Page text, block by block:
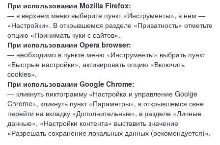
При использовании Mozilla Firefox:
— в верхнем меню выберите пункт «Инструменты», в нем —
«Настройки». В открывшемся разделе «Приватность» отметьте
опцию «Принимать куки с сайтов».
При использовании Opera browser:
— необходимо в пункте меню «Инструменты» выбрать пункт
«Быстрые настройки», активировать опцию «Включить
cookies».
При использовании Google Chrome:
— кликнуть пиктограмму «Настройка и управление Goolge
Chrome», кликнуть пункт «Параметры», в открывшемся окне
перейти на вкладку «Дополнительные», в разделе «Личные
данные», «Настройки контента» выставить значение
«Разрешать сохранение локальных данных (рекомендуется)».